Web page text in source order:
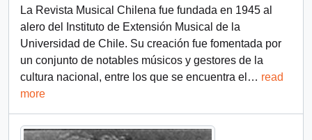
La Revista Musical Chilena fue fundada en 1945 al
alero del Instituto de Extensión Musical de la
Universidad de Chile. Su creación fue fomentada por
un conjunto de notables músicos y gestores de la
cultura nacional, entre los que se encuentra el … read
more